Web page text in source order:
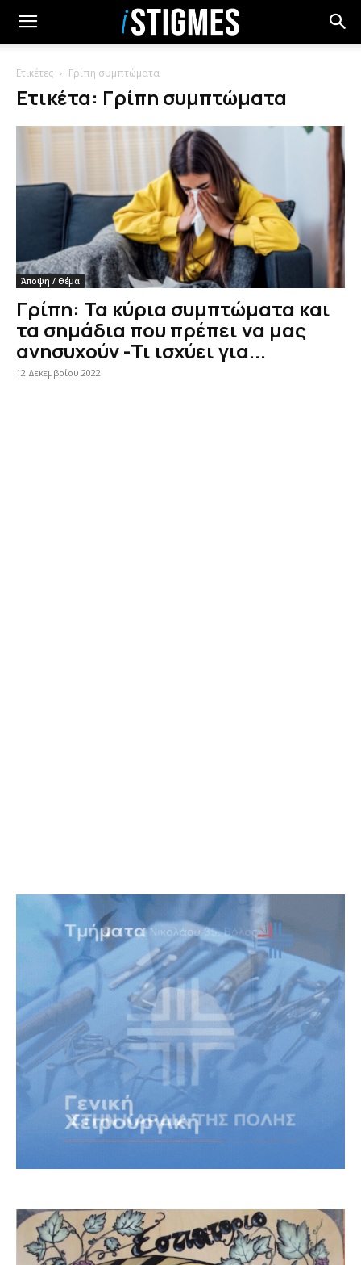
Ετικέτες Γρίπη συμπτώματα
Ετικέτα: Γρίπη συμπτώματα
Άποψη / Θέμα
Γρίπη: Τα κύρια συμπτώματα και
τα σημάδια που πρέπει να μας
ανησυχούν -Τι ισχύει για...
12 Δεκεμβρίου 2022